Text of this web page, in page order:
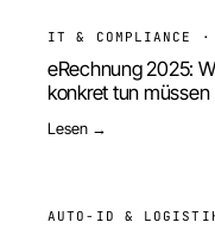
IT & COMPLIANCE ·
eRechnung 2025:
konkret tun müssen
Lesen →
AUTO-ID &